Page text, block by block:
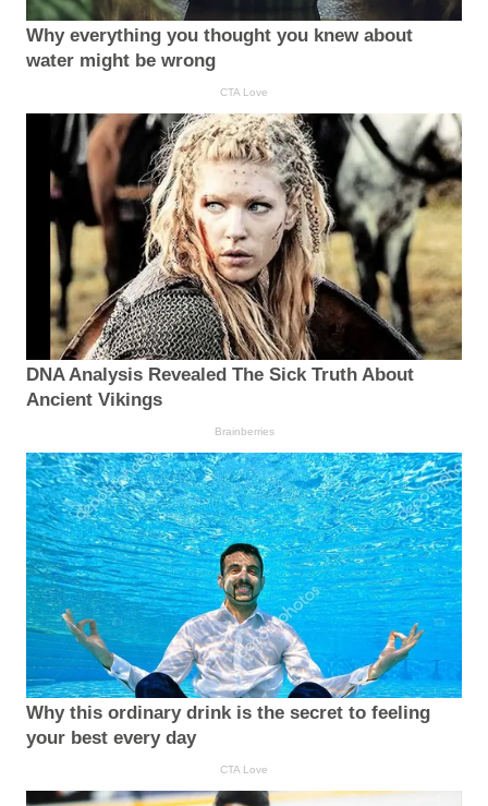
Why everything you thought you knew about
water might be wrong
CTA Love
DNA Analysis Revealed The Sick Truth About
Ancient Vikings
Brainberries
Why this ordinary drink is the secret to feeling
your best every day
CTA Love